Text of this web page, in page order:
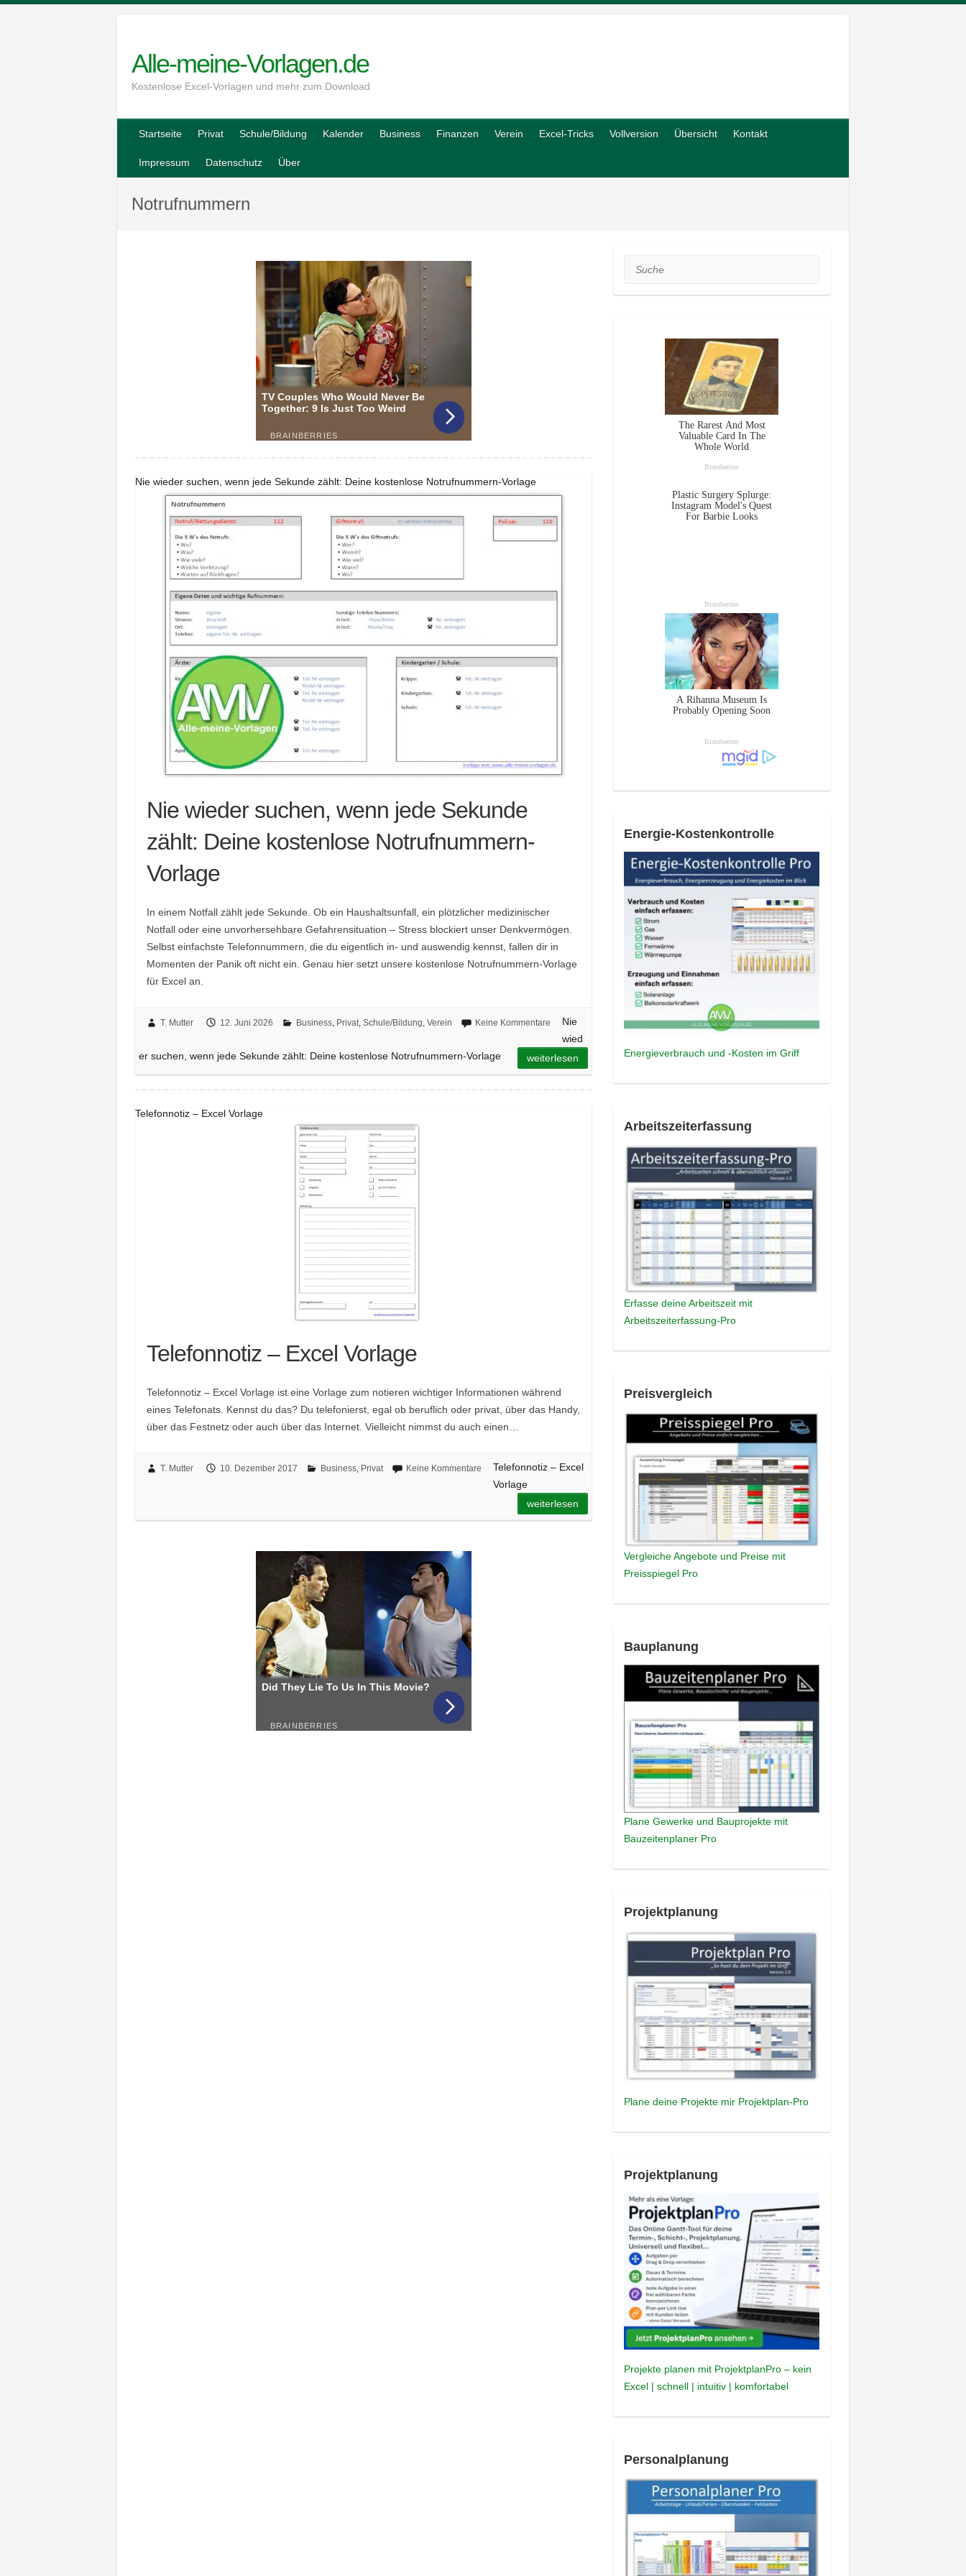
Alle-meine-Vorlagen.de
Kostenlose Excel-Vorlagen und mehr zum Download
Startseite Privat Schule/Bildung Kalender Business Finanzen Verein Excel-Tricks Vollversion Übersicht Kontakt
Impressum Datenschutz Über
Notrufnummern
Nie wieder suchen, wenn jede Sekunde zählt: Deine kostenlose Notrufnummern-Vorlage
Nie wieder suchen, wenn jede Sekunde
zählt: Deine kostenlose Notrufnummern-
Vorlage
In einem Notfall zählt jede Sekunde. Ob ein Haushaltsunfall, ein plötzlicher medizinischer
Notfall oder eine unvorhersehbare Gefahrensituation – Stress blockiert unser Denkvermögen.
Selbst einfachste Telefonnummern, die du eigentlich in- und auswendig kennst, fallen dir in
Momenten der Panik oft nicht ein. Genau hier setzt unsere kostenlose Notrufnummern-Vorlage
für Excel an.
T. Mutter 12. Juni 2026 Business, Privat, Schule/Bildung, Verein Keine Kommentare
Nie
wied
er suchen, wenn jede Sekunde zählt: Deine kostenlose Notrufnummern-Vorlage
weiterlesen
Telefonnotiz – Excel Vorlage
Telefonnotiz – Excel Vorlage
Telefonnotiz – Excel Vorlage ist eine Vorlage zum notieren wichtiger Informationen während
eines Telefonats. Kennst du das? Du telefonierst, egal ob beruflich oder privat, über das Handy,
über das Festnetz oder auch über das Internet. Vielleicht nimmst du auch einen…
T. Mutter 10. Dezember 2017 Business, Privat Keine Kommentare
Telefonnotiz – Excel
Vorlage
weiterlesen
Suche
Energie-Kostenkontrolle
Energieverbrauch und -Kosten im Griff
Arbeitszeiterfassung
Erfasse deine Arbeitszeit mit
Arbeitszeiterfassung-Pro
Preisvergleich
Vergleiche Angebote und Preise mit
Preisspiegel Pro
Bauplanung
Plane Gewerke und Bauprojekte mit
Bauzeitenplaner Pro
Projektplanung
Plane deine Projekte mir Projektplan-Pro
Projektplanung
Projekte planen mit ProjektplanPro – kein
Excel | schnell | intuitiv | komfortabel
Personalplanung